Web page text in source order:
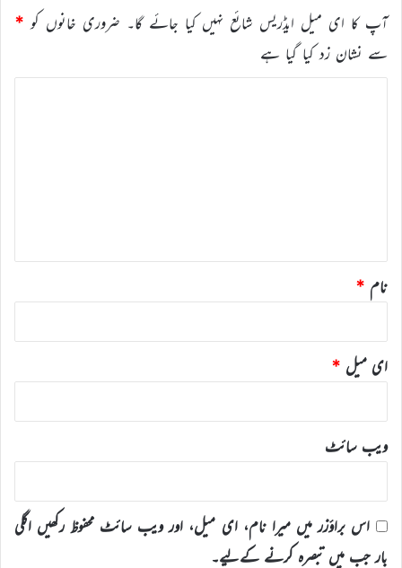
آپ کا ای میل ایڈریس شائع نہیں کیا جائے گا۔ ضروری خانوں کو *
سے نشان زد کیا گیا ہے
نام *
ای میل *
ویب‌ سائٹ
اس براؤزر میں میرا نام، ای میل، اور ویب سائٹ محفوظ رکھیں اگلی
بار جب میں تبصرہ کرنے کےلیے۔